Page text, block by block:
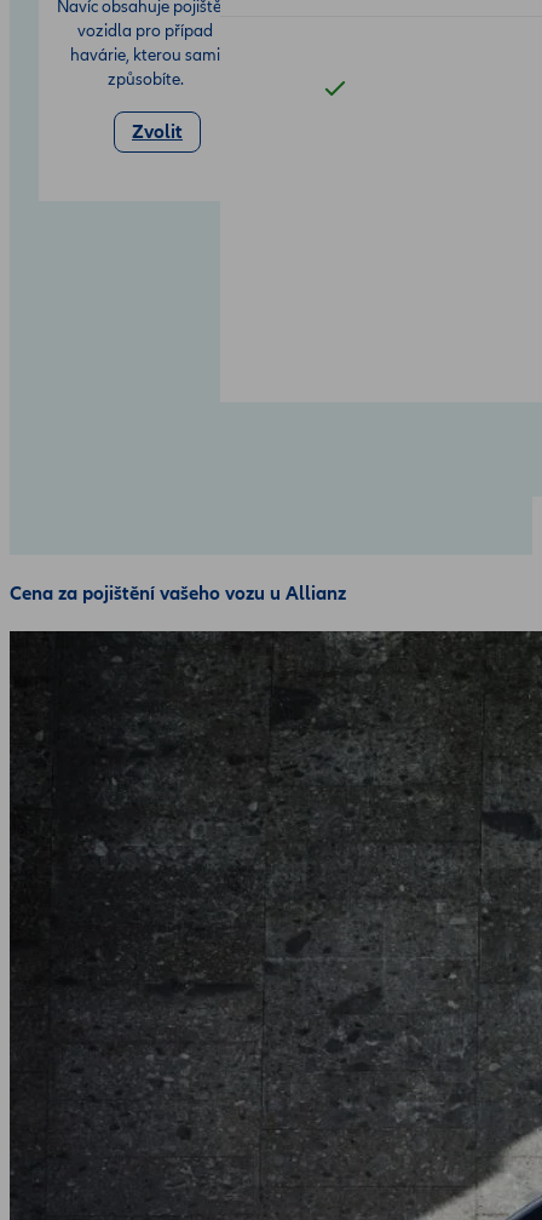
Navíc obsahuje pojištění
vozidla pro případ
havárie, kterou sami
způsobíte.
Zvolit
Cena za pojištění vašeho vozu u Allianz